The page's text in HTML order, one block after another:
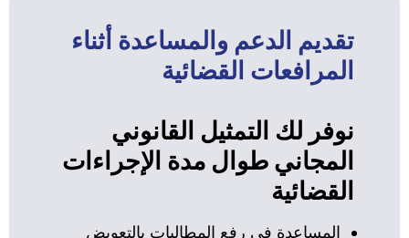
تقديم الدعم والمساعدة أثناء
المرافعات القضائية
نوفر لك التمثيل القانوني
المجاني طوال مدة الإجراءات
القضائية
المساعدة في رفع المطالبات بالتعويض